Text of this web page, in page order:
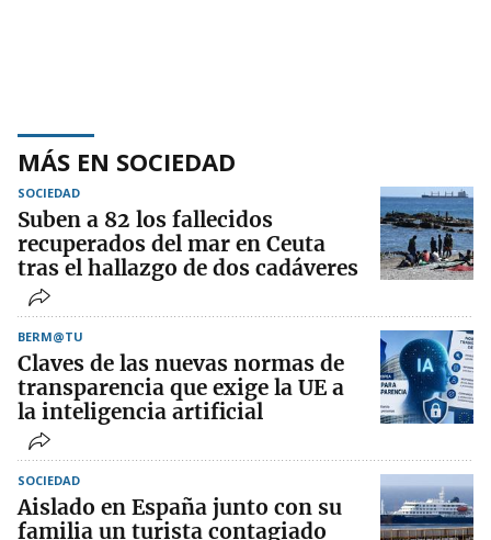
MÁS EN SOCIEDAD
SOCIEDAD
Suben a 82 los fallecidos
recuperados del mar en Ceuta
tras el hallazgo de dos cadáveres
BERM@TU
Claves de las nuevas normas de
transparencia que exige la UE a
la inteligencia artificial
SOCIEDAD
Aislado en España junto con su
familia un turista contagiado